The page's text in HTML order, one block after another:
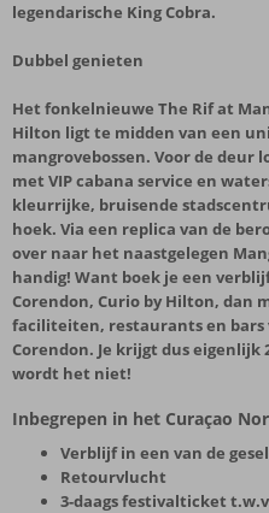
legendarische King Cobra.
Dubbel genieten
Het fonkelnieuwe The Rif at
Hilton ligt te midden van een
mangrovebossen. Voor de
met VIP cabana service en
kleurrijke, bruisende
hoek. Via een replica van de
over naar het naastgelegen
handig! Want boek je een
Corendon, Curio by Hilton, dan
faciliteiten, restaurants en bars
Corendon. Je krijgt dus eigenlijk
wordt het niet!
Inbegrepen in het Curaçao
Verblijf in een van de
Retourvlucht
3-daags festivalticket